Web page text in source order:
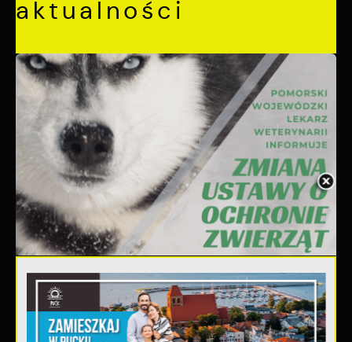
aktualności
06 - 08 - 2026
Ustawa dotycząca ochrony